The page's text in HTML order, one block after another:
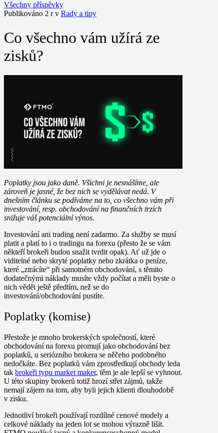
Všechny příspěvky
Publikováno 2 r v Rady a tipy
Co všechno vám užírá ze
zisků?
Poplatky jsou jako daně. Všichni je nesnášíme, ale
zároveň je jasné, že bez nich se vydělávat nedá. V
dnešním článku se podíváme na to, co všechno vám při
investování, resp. obchodování na finančních trzích
snižuje váš potenciální výnos.
Investování ani trading není zadarmo. Za služby se musí
platit a platí to i o tradingu na forexu (přesto že se vám
někteří brokeři budou snažit tvrdit opak). Ať už jde o
viditelné nebo skryté poplatky nebo zkrátka o peníze,
které „ztrácíte“ při samotném obchodování, s těmito
dodatečnými náklady musíte vždy počítat a měli byste o
nich vědět ještě předtím, než se do
investování/obchodování pustíte.
Poplatky (komise)
Přestože je mnoho brokerských společností, které
obchodování na forexu promují jako obchodování bez
poplatků, u seriózního brokera se něčeho podobného
nedočkáte. Bez poplatků vám zprostředkují obchody leda
tak brokeři typu market maker, těm je ale lepší se vyhnout.
U této skupiny brokerů totiž hrozí střet zájmů, takže
nemají zájem na tom, aby byli jejich klienti dlouhodobě
v zisku.
Jednotliví brokeři používají rozdílné cenové modely a
celkové náklady na jeden lot se mohou výrazně lišit.